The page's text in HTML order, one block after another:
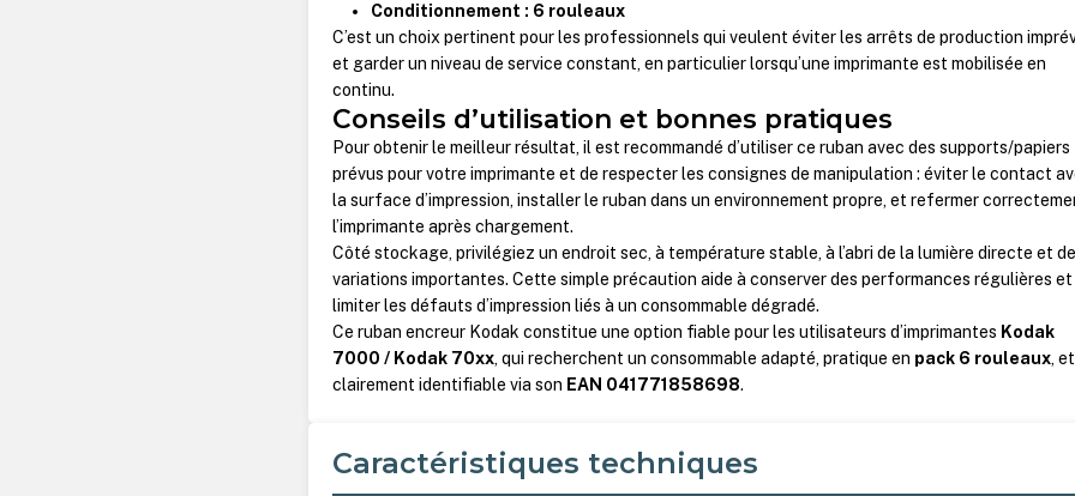
Conditionnement : 6 rouleaux
C’est un choix pertinent pour les professionnels qui veulent éviter les arrêts de production
et garder un niveau de service constant, en particulier lorsqu’une imprimante est mobilisée en
continu.
Conseils d’utilisation et bonnes pratiques
Pour obtenir le meilleur résultat, il est recommandé d’utiliser ce ruban avec des supports/papiers
prévus pour votre imprimante et de respecter les consignes de manipulation : éviter le contact
la surface d’impression, installer le ruban dans un environnement propre, et refermer
l’imprimante après chargement.
Côté stockage, privilégiez un endroit sec, à température stable, à l’abri de la lumière directe et
variations importantes. Cette simple précaution aide à conserver des performances régulières et
limiter les défauts d’impression liés à un consommable dégradé.
Ce ruban encreur Kodak constitue une option fiable pour les utilisateurs d’imprimantes Kodak
7000 / Kodak 70xx, qui recherchent un consommable adapté, pratique en pack 6 rouleaux, et
clairement identifiable via son EAN 041771858698.
Caractéristiques techniques